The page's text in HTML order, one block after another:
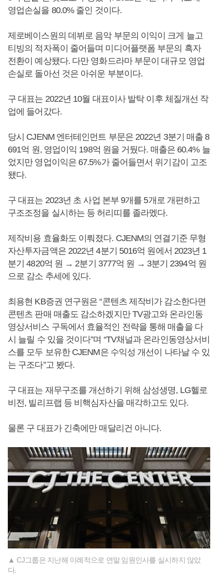
영업손실을 80.0% 줄인 것이다.
제로베이스원의 데뷔로 음악 부문의 이익이 크게 늘고
티빙의 적자폭이 줄어들며 미디어플랫폼 부문의 흑자
전환이 예상됐다. 다만 영화드라마 부문이 대규모 영업
손실로 돌아선 것은 아쉬운 부분이다.
구 대표는 2022년 10월 대표이사 발탁 이후 체질개선 작
업에 들어갔다.
당시 CJENM 엔터테인먼트 부문은 2022년 3분기 매출 8
691억 원, 영업이익 198억 원을 거뒀다. 매출은 60.4% 늘
었지만 영업이익은 67.5%가 줄어들면서 위기감이 고조
됐다.
구 대표는 2023년 초 사업 본부 9개를 5개로 개편하고
구조조정을 실시하는 등 허리띠를 졸라멨다.
제작비용 효율화도 이뤄졌다. CJENM의 연결기준 무형
자산투자금액은 2022년 4분기 5016억 원에서 2023년 1
분기 4820억 원 → 2분기 3777억 원 → 3분기 2394억 원
으로 감소 추세에 있다.
최용현 KB증권 연구원은 “콘텐츠 제작비가 감소한다면
콘텐츠 판매 매출도 감소하겠지만 TV광고와 온라인동
영상서비스 구독에서 효율적인 전략을 통해 매출을 다
시 늘릴 수 있을 것이다”며 “TV채널과 온라인동영상서비
스를 모두 보유한 CJENM은 수익성 개선이 나타날 수 있
는 구조다”고 봤다.
구 대표는 재무구조를 개선하기 위해 삼성생명, LG헬로
비전, 빌리프랩 등 비핵심자산을 매각하고도 있다.
물론 구 대표가 긴축에만 매달리건 아니다.
▲ CJ그룹은 지난해 이례적으로 연말 임원인사를 실시하지 않았
다.